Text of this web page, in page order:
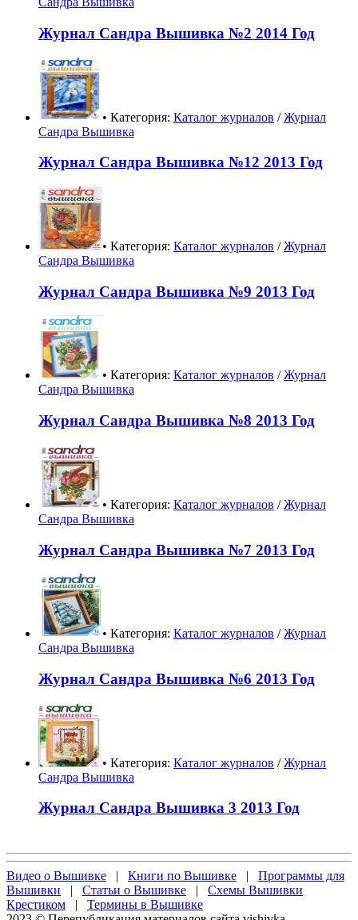
Журнал Сандра Вышивка №2 2014 Год
• Категория: Каталог журналов /Журнал
Сандра Вышивка
Журнал Сандра Вышивка №12 2013 Год
• Категория: Каталог журналов /Журнал
Сандра Вышивка
Журнал Сандра Вышивка №9 2013 Год
• Категория: Каталог журналов /Журнал
Сандра Вышивка
Журнал Сандра Вышивка №8 2013 Год
• Категория: Каталог журналов /Журнал
Сандра Вышивка
Журнал Сандра Вышивка №7 2013 Год
• Категория: Каталог журналов /Журнал
Сандра Вышивка
Журнал Сандра Вышивка №6 2013 Год
• Категория: Каталог журналов /Журнал
Сандра Вышивка
Журнал Сандра Вышивка 3 2013 Год
Видео о Вышивке | Книги по Вышивке | Программы для
Вышивки | Статьи о Вышивке | Схемы Вышивки
Крестиком | Термины в Вышивке